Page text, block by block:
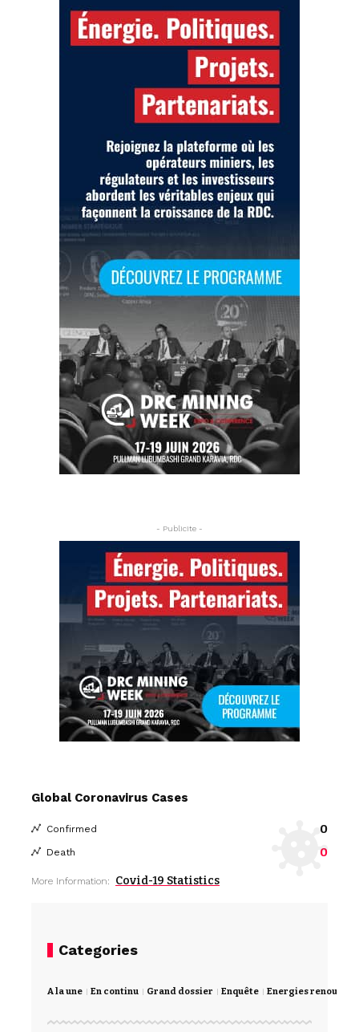
- Publicite -
Global Coronavirus Cases
Confirmed 0
Death 0
More Information: Covid-19 Statistics
Categories
A la une En continu Grand dossier Enquête Energies